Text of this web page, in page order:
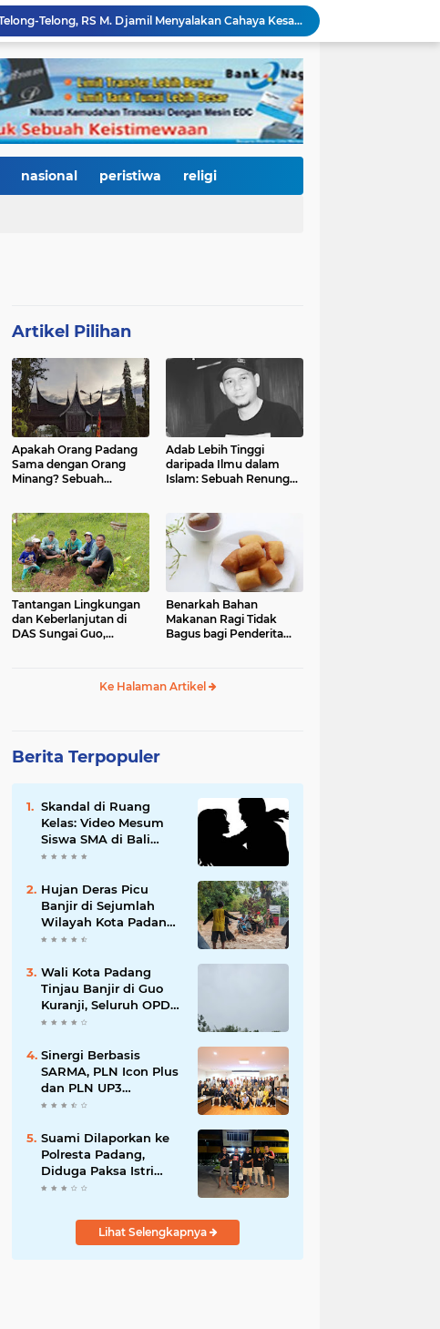
Di Balik Gemerlap Telong-Telong, RS M. Djamil Menyalakan Cahaya Kesadaran Kesehatan untuk Warga Padang
Pascabanjir, PUPR Kota Padang Gerak Cepat Pulihkan Irigasi Pertanian di Kuranji dan Pauh, Pasokan Air Sawah Jadi Prioritas
Padang Utara Tampilkan Kearifan Lokal di Festival Telong-Telong, Tradisi Malamang dan Potensi Seafood Curi Perhatian Ribuan Pengunjung
HJK Padang ke-357 Berubah Jadi Gerakan Kemanusiaan, Pemko Hadirkan "Road to Gastronomy Charity" untuk Bantu Korban Banjir
Dua Perwira Polresta Banda Aceh Dikabarkan Diamankan Mabes Polri, Dugaan Narkoba hingga Penyalahgunaan Wewenang Masih Menunggu Kepastian
Kurnia Nugraha Raih Indonesia Public Relations Top Leader 2026, Bukti Komitmen JNE Bangun Bisnis Berkelanjutan Lewat Komunikasi Berdampak
International Symposium Kota Tua Padang Gaungkan Kolaborasi Dunia, Fadly Amran Ajak Selamatkan Batang Arau dan Wujudkan Pariwisata Berkelanjutan
nasional peristiwa religi
Artikel Pilihan
Apakah Orang Padang
Sama dengan Orang
Minang? Sebuah
Adab Lebih Tinggi
daripada Ilmu dalam
Islam: Sebuah Renungan
Tantangan Lingkungan
dan Keberlanjutan di
DAS Sungai Guo,
Benarkah Bahan
Makanan Ragi Tidak
Bagus bagi Penderita
Ke Halaman Artikel
Berita Terpopuler
Skandal di Ruang
Kelas: Video Mesum
Siswa SMA di Bali
Viral, Hukuman dan
Mengikuti
Hujan Deras Picu
Banjir di Sejumlah
Wilayah Kota Padang,
Warga Dievakuasi dan
Banjir Susulan
Wali Kota Padang
Tinjau Banjir di Guo
Kuranji, Seluruh OPD
Disiagakan dan
Dipercepat
Sinergi Berbasis
SARMA, PLN Icon Plus
dan PLN UP3
Tanjungpinang
Strategis
Suami Dilaporkan ke
Polresta Padang,
Diduga Paksa Istri
Layani Pria Lain
Lihat Selengkapnya